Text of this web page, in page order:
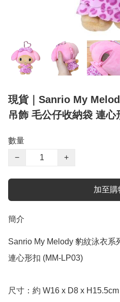
現貨｜Sanrio My
吊飾 毛公仔收納袋 連
數量
−
+
加至購
簡介
Sanrio My Melody 豹紋泳衣系
連心形扣 (MM-LP03)
尺寸：約 W16 x D8 x